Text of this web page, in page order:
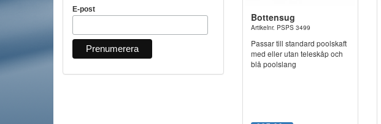
E-post
Bottensug
Artikelnr. PSPS 3499
Passar till standard poolskaft
med eller utan teleskåp och
blå poolslang